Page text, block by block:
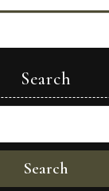
Search
Search